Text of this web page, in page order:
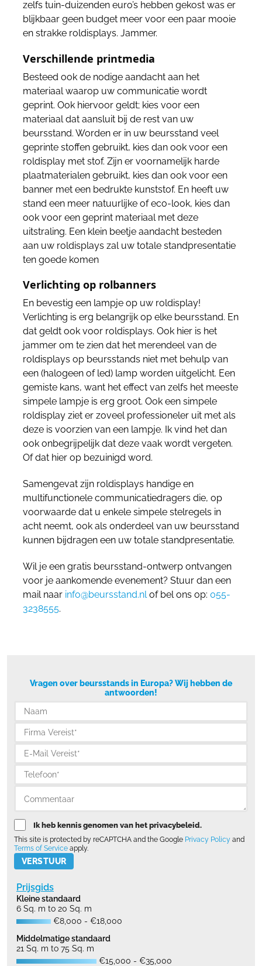
zelfs tuin-duizenden euro’s hebben gekost was er
blijkbaar geen budget meer voor een paar mooie
en strakke roldisplays. Jammer.
Verschillende printmedia
Besteed ook de nodige aandacht aan het
materiaal waarop uw communicatie wordt
geprint. Ook hiervoor geldt; kies voor een
materiaal dat aansluit bij de rest van uw
beursstand. Worden er in uw beursstand veel
geprinte stoffen gebruikt, kies dan ook voor een
roldisplay met stof. Zijn er voornamelijk harde
plaatmaterialen gebruikt, kies dan ook voor een
banner met een bedrukte kunststof. En heeft uw
stand een meer natuurlijke of eco-look, kies dan
ook voor een geprint materiaal met deze
uitstraling. Een klein beetje aandacht besteden
aan uw roldisplays zal uw totale standpresentatie
ten goede komen
Verlichting op rolbanners
En bevestig een lampje op uw roldisplay!
Verlichting is erg belangrijk op elke beursstand. En
dat geldt ook voor roldisplays. Ook hier is het
jammer om te zien dat het merendeel van de
roldisplays op beursstands niet met behulp van
een (halogeen of led) lamp worden uitgelicht. Een
gemiste kans, want het effect van zelfs het meeste
simpele lampje is erg groot. Ook een simpele
roldisplay ziet er zoveel professioneler uit met als
deze is voorzien van een lampje. Ik vind het dan
ook onbegrijpelijk dat deze vaak wordt vergeten.
Of dat hier op bezuinigd word.
Samengevat zijn roldisplays handige en
multifunctionele communicatiedragers die, op
voorwaarde dat u enkele simpele stelregels in
acht neemt, ook als onderdeel van uw beursstand
kunnen bijdragen een uw totale standpresentatie.
Wil je een gratis beursstand-ontwerp ontvangen
voor je aankomende evenement? Stuur dan een
mail naar info@beursstand.nlof bel ons op: 055-
3238555.
Vragen over beursstands in Europa? Wij hebben de
antwoorden!
Ik heb kennis genomen van het privacybeleid.
This site is protected by reCAPTCHA and the Google Privacy Policy and
Terms of Service apply.
Please leave this field empty.
Prijsgids
Kleine standaard
6 Sq. m to 20 Sq. m
€8,000 - €18,000
Middelmatige standaard
21 Sq. m to 75 Sq. m
€15,000 - €35,000